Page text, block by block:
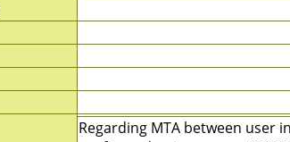
Regarding MTA between user